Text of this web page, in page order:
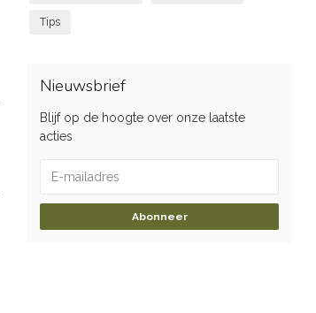
Tips
Nieuwsbrief
Blijf op de hoogte over onze laatste
acties
Abonneer